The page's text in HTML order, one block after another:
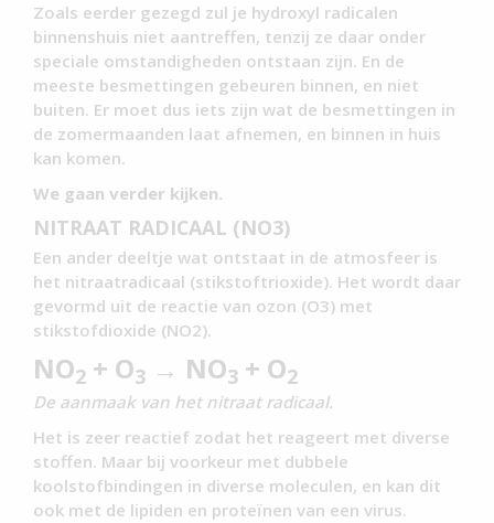
Zoals eerder gezegd zul je hydroxyl radicalen
binnenshuis niet aantreffen, tenzij ze daar onder
speciale omstandigheden ontstaan zijn. En de
meeste besmettingen gebeuren binnen, en niet
buiten. Er moet dus iets zijn wat de besmettingen in
de zomermaanden laat afnemen, en binnen in huis
kan komen.
We gaan verder kijken.
NITRAAT RADICAAL (NO3)
Een ander deeltje wat ontstaat in de atmosfeer is
het nitraatradicaal (stikstoftrioxide). Het wordt daar
gevormd uit de reactie van ozon (O3) met
stikstofdioxide (NO2).
NO2 + O3 → NO3 + O2
De aanmaak van het nitraat radicaal.
Het is zeer reactief zodat het reageert met diverse
stoffen. Maar bij voorkeur met dubbele
koolstofbindingen in diverse moleculen, en kan dit
ook met de lipiden en proteïnen van een virus.